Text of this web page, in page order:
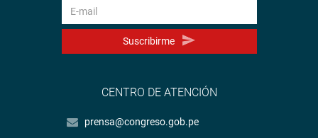
Suscribirme
CENTRO DE ATENCIÓN
prensa@congreso.gob.pe